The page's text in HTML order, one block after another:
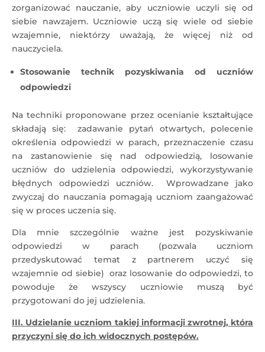
zorganizować nauczanie, aby uczniowie uczyli się od
siebie nawzajem. Uczniowie uczą się wiele od siebie
wzajemnie, niektórzy uważają, że więcej niż od
nauczyciela.
Stosowanie technik pozyskiwania od uczniów
odpowiedzi
Na techniki proponowane przez ocenianie kształtujące
składają się: zadawanie pytań otwartych, polecenie
określenia odpowiedzi w parach, przeznaczenie czasu
na zastanowienie się nad odpowiedzią, losowanie
uczniów do udzielenia odpowiedzi, wykorzystywanie
błędnych odpowiedzi uczniów. Wprowadzane jako
zwyczaj do nauczania pomagają uczniom zaangażować
się w proces uczenia się.
Dla mnie szczególnie ważne jest pozyskiwanie
odpowiedzi w parach (pozwala uczniom
przedyskutować temat z partnerem uczyć się
wzajemnie od siebie) oraz losowanie do odpowiedzi, to
powoduje że wszyscy uczniowie muszą być
przygotowani do jej udzielenia.
III. Udzielanie uczniom takiej informacji zwrotnej, która
przyczyni się do ich widocznych postępów.